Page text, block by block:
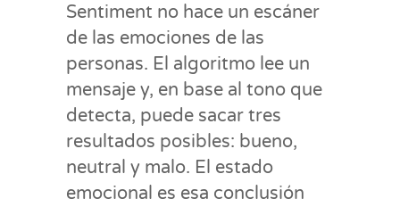
Sentiment no hace un escáner
de las emociones de las
personas. El algoritmo lee un
mensaje y, en base al tono que
detecta, puede sacar tres
resultados posibles: bueno,
neutral y malo. El estado
emocional es esa conclusión